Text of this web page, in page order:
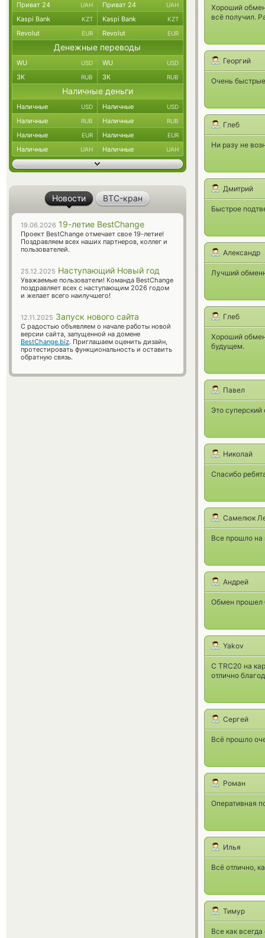
Хороший
всё получил.
Георгий
Очень
Глеб
Ни разу не
Дмитрий
Быстрое
Александр
Лучший
Глеб
Хороший
будущем.
Павел
Это
Николай
Спасибо
Самелюк
Все прошло на
Андрей
Обмен прошел
Yakov
С TRC20 на
отлично
Сергей
Всё прошло
Роман
Оперативная
Илья
Всё отлично,
Тимур
Все как
Приват 24 UAH Приват 24 UAH
Kaspi Bank KZT Kaspi Bank KZT
Revolut EUR Revolut EUR
Денежные переводы
WU USD WU USD
ЗК RUB ЗК RUB
Наличные деньги
Наличные USD Наличные USD
Наличные RUB Наличные RUB
Наличные EUR Наличные EUR
Наличные UAH Наличные UAH
Новости BTC-кран
19.06.2026 19-летие BestChange
Проект BestChange отмечает свое 19-летие!
Поздравляем всех наших партнеров, коллег и
пользователей.
25.12.2025 Наступающий Новый год
Уважаемые пользователи! Команда BestChange
поздравляет всех с наступающим 2026 годом
и желает всего наилучшего!
12.11.2025 Запуск нового сайта
С радостью объявляем о начале работы новой
версии сайта, запущенной на домене
BestChange.biz. Приглашаем оценить дизайн,
протестировать функциональность и оставить
обратную связь.